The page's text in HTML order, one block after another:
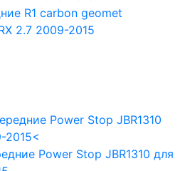
R1 carbon geomet
2.7 2009-2015
Power Stop JBR1310 для